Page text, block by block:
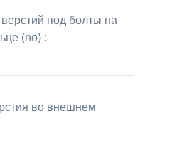
под болты на
(no) :
во внешнем